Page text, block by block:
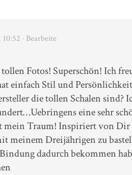
· Bearbeite
Fotos! Superschön! Ich
einfach Stil und
die tollen Schalen sind?
eine sehr
mein Traum! Inspiriert von Dir
meinem Dreijährigen zu
dadurch bekommen